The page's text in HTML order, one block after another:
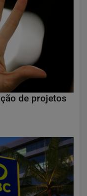
de projetos